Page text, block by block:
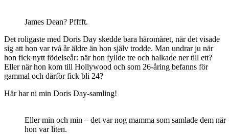
James Dean? Pfffft.
Det roligaste med Doris Day skedde bara häromåret, när det visade
sig att hon var två år äldre än hon själv trodde. Man undrar ju när
hon fick nytt födelseår: när hon fyllde tre och halkade ner till ett?
Eller när hon kom till Hollywood och som 26-åring befanns för
gammal och därför fick bli 24?
Här har ni min Doris Day-samling!
Eller min och min – det var nog mamma som samlade dem när
hon var liten.